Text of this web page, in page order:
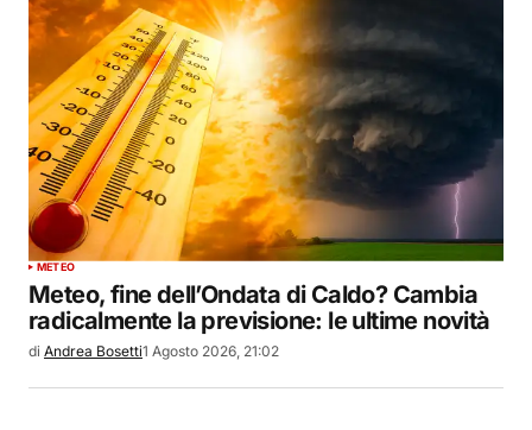
METEO
Meteo, fine dell’Ondata di Caldo? Cambia
radicalmente la previsione: le ultime novità
di Andrea Bosetti1 Agosto 2026, 21:02